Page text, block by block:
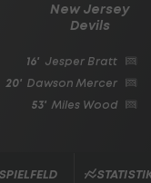
New Jersey
Devils
16' Jesper Bratt
20' Dawson Mercer
53' Miles Wood